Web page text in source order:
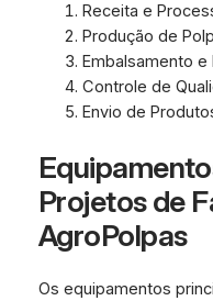
Receita e
Produção de
Embalsamento e
Controle de
Envio de
Projetos de
AgroPolpas
Os equipamentos